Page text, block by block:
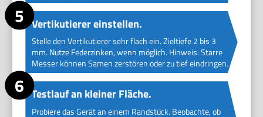
Vertikutierer einstellen.
Stelle den Vertikutierer sehr flach ein. Zieltiefe 2 bis 3
mm. Nutze Federzinken, wenn möglich. Hinweis: Starre
Messer können Samen zerstören oder zu tief eindringen.
Testlauf an kleiner Fläche.
Probiere das Gerät an einem Randstück. Beobachte, ob